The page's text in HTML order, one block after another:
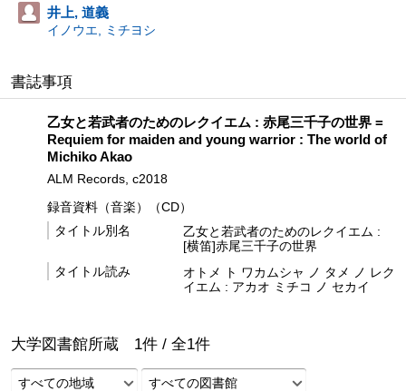
井上, 道義
イノウエ, ミチヨシ
書誌事項
乙女と若武者のためのレクイエム : 赤尾三千子の世界 =
Requiem for maiden and young warrior : The world of
Michiko Akao
ALM Records, c2018
録音資料（音楽）（CD）
タイトル別名
乙女と若武者のためのレクイエム :
[横笛]赤尾三千子の世界
タイトル読み
オトメ ト ワカムシャ ノ タメ ノ レク
イエム : アカオ ミチコ ノ セカイ
大学図書館所蔵 1件 / 全1件
すべての地域
すべての図書館